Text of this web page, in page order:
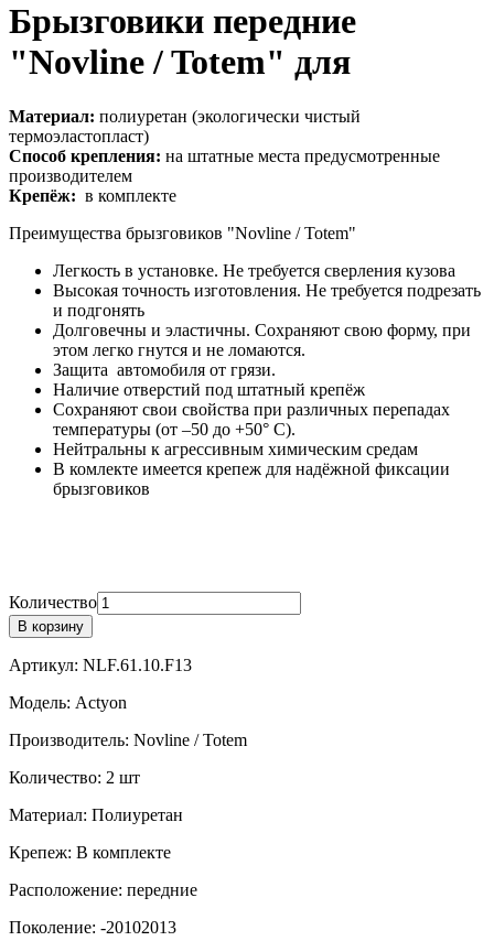
Брызговики передние
"Novline / Totem" для
Материал: полиуретан (экологически чистый
термоэластопласт)
Способ крепления: на штатные места предусмотренные
производителем
Крепёж: в комплекте
Преимущества брызговиков "Novline / Totem"
Легкость в установке. Не требуется сверления кузова
Высокая точность изготовления. Не требуется подрезать
и подгонять
Долговечны и эластичны. Сохраняют свою форму, при
этом легко гнутся и не ломаются.
Защита автомобиля от грязи.
Наличие отверстий под штатный крепёж
Сохраняют свои свойства при различных перепадах
температуры (от –50 до +50° С).
Нейтральны к агрессивным химическим средам
В комлекте имеется крепеж для надёжной фиксации
брызговиков
Количество
В корзину
Артикул: NLF.61.10.F13
Модель: Actyon
Производитель: Novline / Totem
Количество: 2 шт
Материал: Полиуретан
Крепеж: В комплекте
Расположение: передние
Поколение: -20102013